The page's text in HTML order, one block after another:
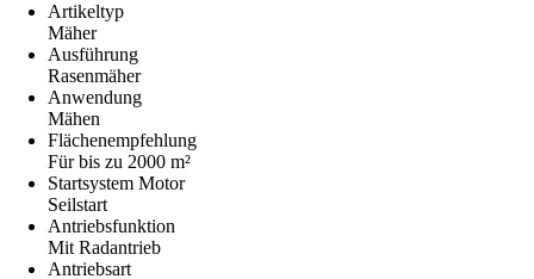
Artikeltyp
Mäher
Ausführung
Rasenmäher
Anwendung
Mähen
Flächenempfehlung
Für bis zu 2000 m²
Startsystem Motor
Seilstart
Antriebsfunktion
Mit Radantrieb
Antriebsart